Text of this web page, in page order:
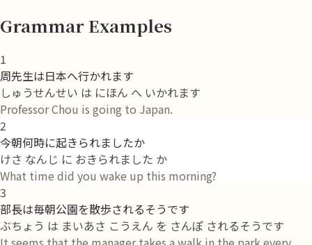
Grammar Examples
1
周先生は日本へ行かれます
しゅうせんせい は にほん へ いかれます
Professor Chou is going to Japan.
2
今朝何時に起きられましたか
けさ なんじ に おきられました か
What time did you wake up this morning?
3
部長は毎朝公園を散歩されるそうです
ぶちょう は まいあさ こうえん を さんぽ されるそうです